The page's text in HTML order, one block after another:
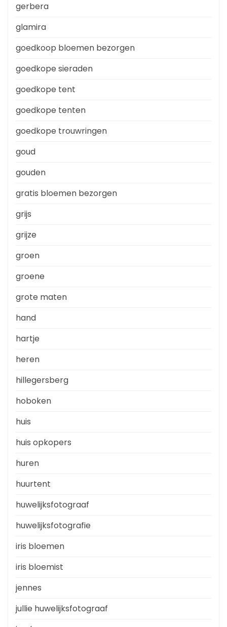
gerbera
glamira
goedkoop bloemen bezorgen
goedkope sieraden
goedkope tent
goedkope tenten
goedkope trouwringen
goud
gouden
gratis bloemen bezorgen
grijs
grijze
groen
groene
grote maten
hand
hartje
heren
hillegersberg
hoboken
huis
huis opkopers
huren
huurtent
huwelijksfotograaf
huwelijksfotografie
iris bloemen
iris bloemist
jennes
jullie huwelijksfotograaf